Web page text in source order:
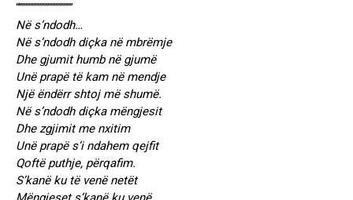
“”””””””””””””””””
Në s’ndodh…
Në s’ndodh diçka në mbrëmje
Dhe gjumit humb në gjumë
Unë prapë të kam në mendje
Një ëndërr shtoj më shumë.
Në s’ndodh diçka mëngjesit
Dhe zgjimit me nxitim
Unë prapë s’i ndahem qejfit
Qoftë puthje, përqafim.
S’kanë ku të venë netët